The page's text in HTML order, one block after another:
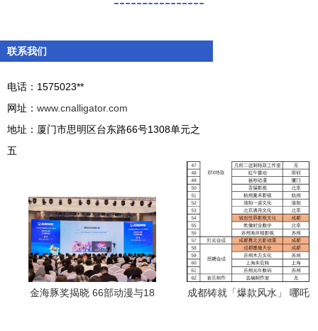
联系我们
电话：1575023**
网址： www.cnalligator.com
地址：厦门市思明区台东路66号1308单元之
五
金海豚奖揭晓 66部动漫与18
成都铸就「爆款风水」 哪吒